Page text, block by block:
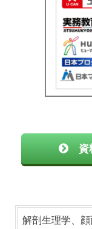
資
解剖生理学、